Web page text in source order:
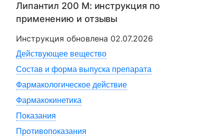
Липантил 200 М: инструкция по
применению и отзывы
Инструкция обновлена 02.07.2026
Действующее вещество
Состав и форма выпуска препарата
Фармакологическое действие
Фармакокинетика
Показания
Противопоказания